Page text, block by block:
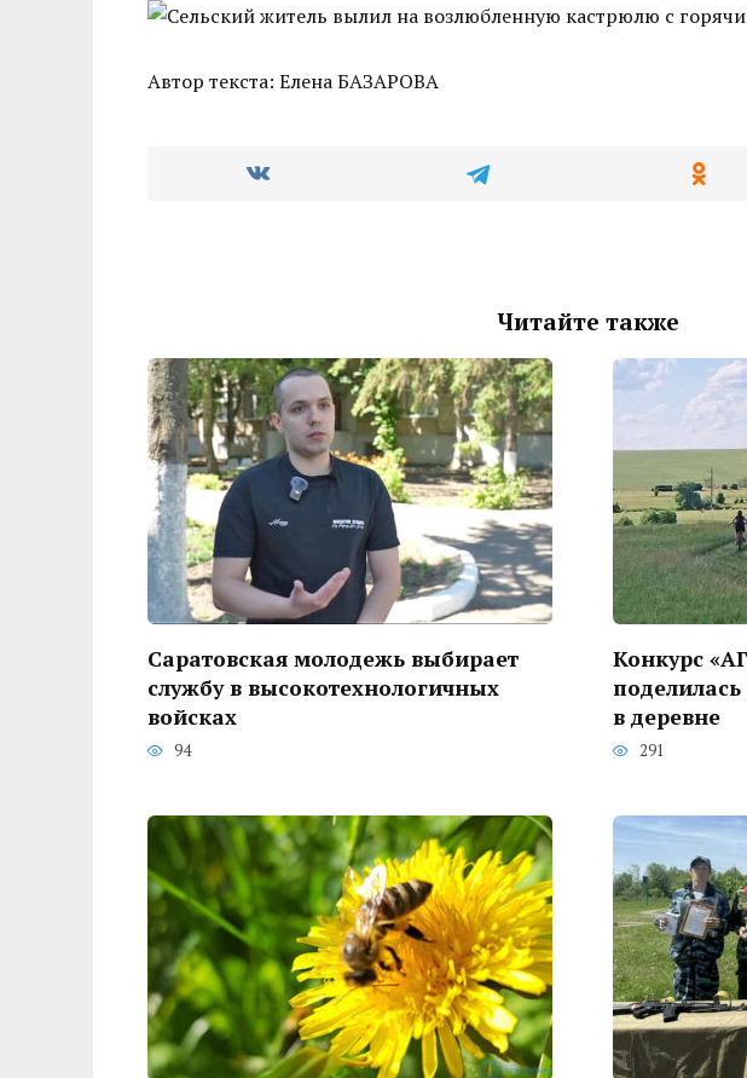
Автор текста: Елена БАЗАРОВА
Читайте также
Саратовская молодежь выбирает
службу в высокотехнологичных
войсках
94
Конкурс
в деревне
291